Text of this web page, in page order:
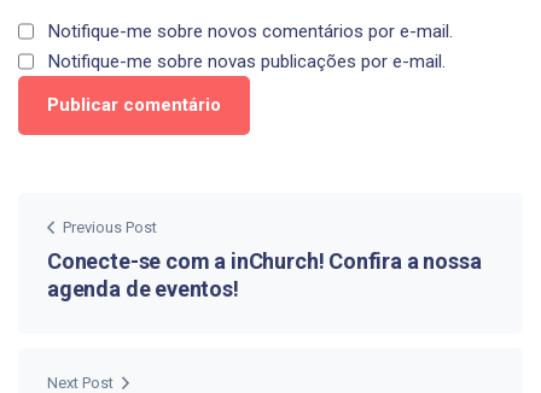
Notifique-me sobre novos comentários por e-mail.
Notifique-me sobre novas publicações por e-mail.
Previous Post
Conecte-se com a inChurch! Confira a nossa
agenda de eventos!
Next Post